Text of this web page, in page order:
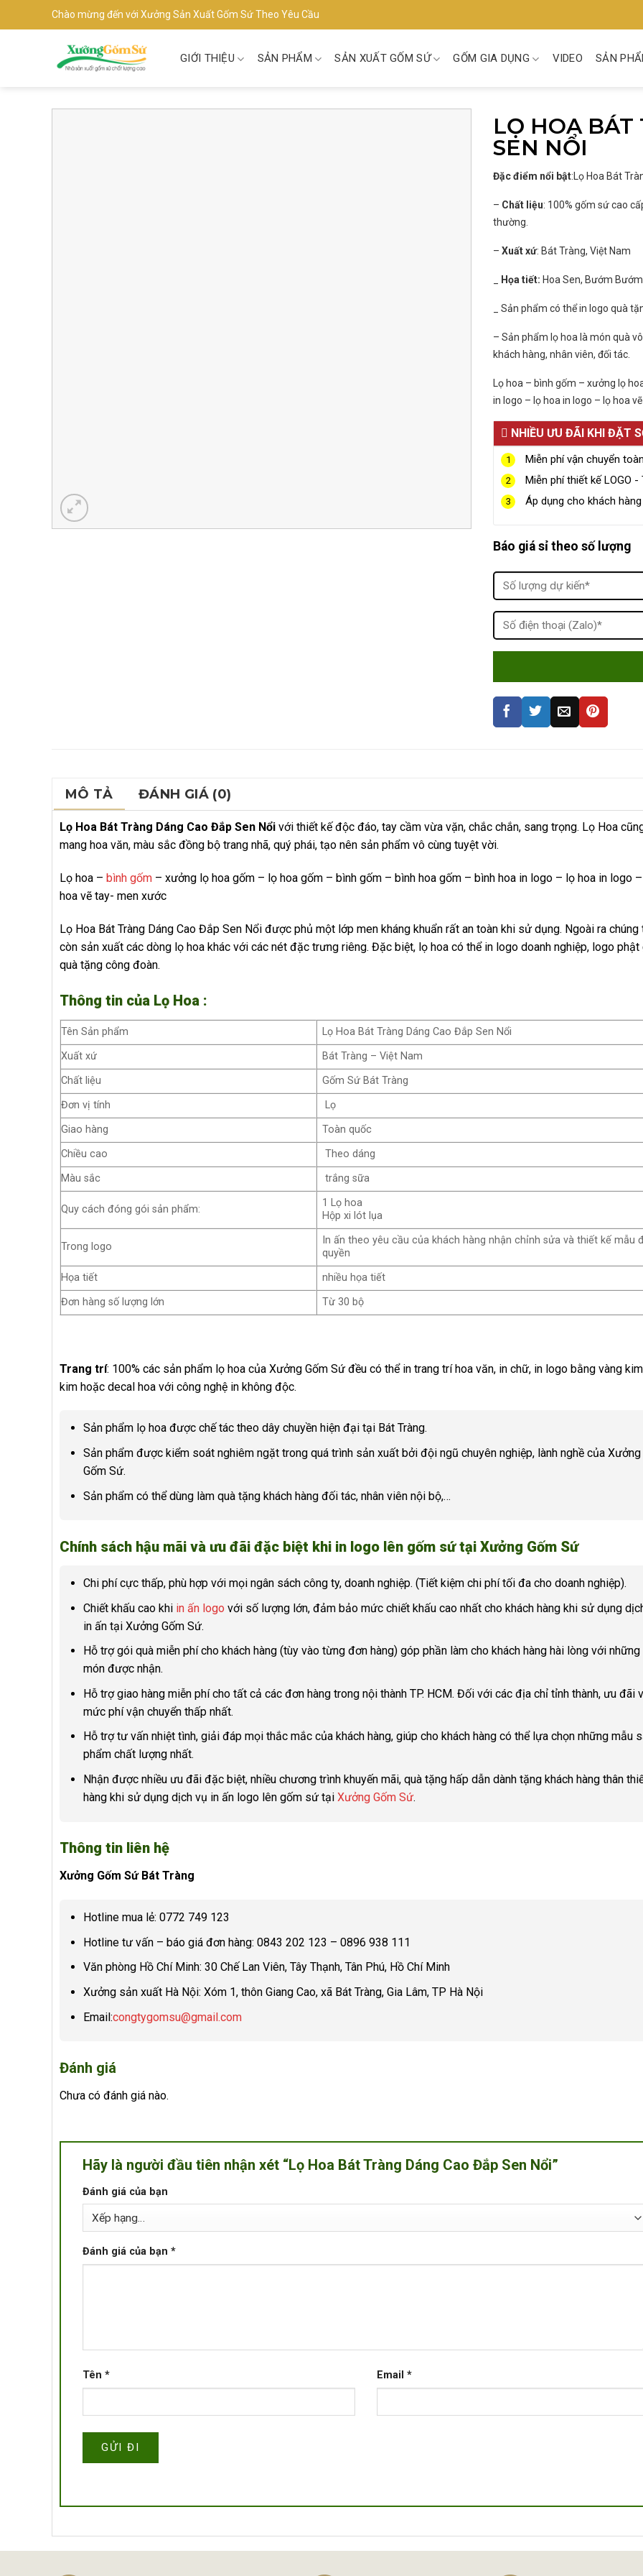
to
Chào mừng đến với Xưởng Sản Xuất Gốm Sứ Theo Yêu Cầu
GIỚI THIỆU SẢN PHẨM SẢN XUẤT GỐM SỨ GỐM GIA DỤNG VIDEO SẢN
LỌ HOA BÁT
SEN NỔI
Đặc điểm nổi bật:Lọ Hoa Bát
– C hất liệu: 100% gốm sứ cao
thường.
– Xuất xứ: Bát Tràng, Việt Nam
Họa tiết: Hoa Sen, Bướm Bướm
_ Sản phẩm có thể in logo quà
– Sản phẩm lọ hoa là món quà
khách hàng, nhân viên, đối tác.
Lọ hoa – bình gốm – xưởng lọ
in logo – lọ hoa in logo – lọ hoa
NHIỀU ƯU ĐÃI KHI ĐẶT
1 Miễn phí vận chuyển
2 Miễn phí thiết kế LOGO -
3 Áp dụng cho khách
Báo giá sỉ theo số lượng
MÔ TẢ ĐÁNH GIÁ (0)
Lọ Hoa Bát Tràng Dáng Cao Đắp Sen Nổi với thiết kế độc đáo, tay cầm vừa vặn, chắc chắn, sang trọng. Lọ Hoa
mang hoa văn, màu sắc đồng bộ trang nhã, quý phái, tạo nên sản phẩm vô cùng tuyệt vời.
Lọ hoa – bình gốm – xưởng lọ hoa gốm – lọ hoa gốm – bình gốm – bình hoa gốm – bình hoa in logo – lọ hoa in logo
hoa vẽ tay- men xước
Lọ Hoa Bát Tràng Dáng Cao Đắp Sen Nổi được phủ một lớp men kháng khuẩn rất an toàn khi sử dụng. Ngoài ra chúng
còn sản xuất các dòng lọ hoa khác với các nét đặc trưng riêng. Đặc biệt, lọ hoa có thể in logo doanh nghiệp, logo phật
quà tặng công đoàn.
Thông tin của Lọ Hoa :
Tên Sản phẩm
Lọ Hoa Bát Tràng Dáng Cao Đắp Sen Nổi
Xuất xứ
Bát Tràng – Việt Nam
Chất liệu
Gốm Sứ Bát Tràng
Đơn vị tính
Lọ
Giao hàng
Toàn quốc
Chiều cao
Theo dáng
Màu sắc
trắng sữa
Quy cách đóng gói sản phẩm:
1 Lọ hoa
Hộp xi lót lụa
Trong logo
In ấn theo yêu cầu của khách hàng nhận chỉnh sửa và thiết kế mẫu
quyền
Họa tiết
nhiều họa tiết
Đơn hàng số lượng lớn
Từ 30 bộ
Trang trí: 100% các sản phẩm lọ hoa của Xưởng Gốm Sứ đều có thể in trang trí hoa văn, in chữ, in logo bằng vàng
kim hoặc decal hoa với công nghệ in không độc.
Sản phẩm lọ hoa được chế tác theo dây chuyền hiện đại tại Bát Tràng.
Sản phẩm được kiểm soát nghiêm ngặt trong quá trình sản xuất bởi đội ngũ chuyên nghiệp, lành nghề của Xưởng
Gốm Sứ.
Sản phẩm có thể dùng làm quà tặng khách hàng đối tác, nhân viên nội bộ,…
Chính sách hậu mãi và ưu đãi đặc biệt khi in logo lên gốm sứ tại Xưởng Gốm Sứ
Chi phí cực thấp, phù hợp với mọi ngân sách công ty, doanh nghiệp. (Tiết kiệm chi phí tối đa cho doanh nghiệp).
Chiết khấu cao khi in ấn logo với số lượng lớn, đảm bảo mức chiết khấu cao nhất cho khách hàng khi sử dụng
in ấn tại Xưởng Gốm Sứ.
Hỗ trợ gói quà miễn phí cho khách hàng (tùy vào từng đơn hàng) góp phần làm cho khách hàng hài lòng với những
món được nhận.
Hỗ trợ giao hàng miễn phí cho tất cả các đơn hàng trong nội thành TP. HCM. Đối với các địa chỉ tỉnh thành, ưu đãi
mức phí vận chuyển thấp nhất.
Hỗ trợ tư vấn nhiệt tình, giải đáp mọi thắc mắc của khách hàng, giúp cho khách hàng có thể lựa chọn những mẫu
phẩm chất lượng nhất.
Nhận được nhiều ưu đãi đặc biệt, nhiều chương trình khuyến mãi, quà tặng hấp dẫn dành tặng khách hàng thân
hàng khi sử dụng dịch vụ in ấn logo lên gốm sứ tại Xưởng Gốm Sứ.
Thông tin liên hệ
Xưởng Gốm Sứ Bát Tràng
Hotline mua lẻ: 0772 749 123
Hotline tư vấn – báo giá đơn hàng: 0843 202 123 – 0896 938 111
Văn phòng Hồ Chí Minh: 30 Chế Lan Viên, Tây Thạnh, Tân Phú, Hồ Chí Minh
Xưởng sản xuất Hà Nội: Xóm 1, thôn Giang Cao, xã Bát Tràng, Gia Lâm, TP Hà Nội
Email:congtygomsu@gmail.com
Đánh giá
Chưa có đánh giá nào.
Hãy là người đầu tiên nhận xét “Lọ Hoa Bát Tràng Dáng Cao Đắp Sen Nổi”
Đánh giá của bạn
Đánh giá của bạn *
Tên * Email *